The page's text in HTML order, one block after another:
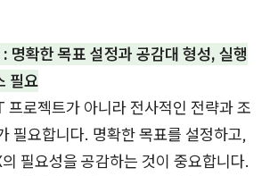
명확한 목표 설정과 공감대 형성, 실행
필요
프로젝트가 아니라 전사적인 전략과 조
필요합니다. 명확한 목표를 설정하고,
필요성을 공감하는 것이 중요합니다.